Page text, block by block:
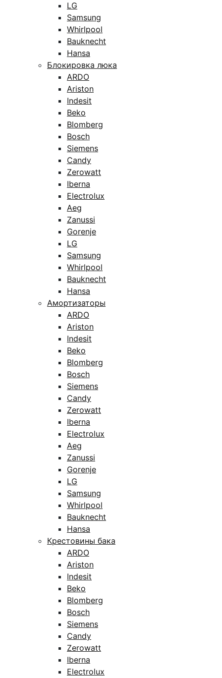
LG
Samsung
Whirlpool
Bauknecht
Hansa
Блокировка люка
ARDO
Ariston
Indesit
Beko
Blomberg
Bosch
Siemens
Candy
Zerowatt
Iberna
Electrolux
Aeg
Zanussi
Gorenje
LG
Samsung
Whirlpool
Bauknecht
Hansa
Амортизаторы
ARDO
Ariston
Indesit
Beko
Blomberg
Bosch
Siemens
Candy
Zerowatt
Iberna
Electrolux
Aeg
Zanussi
Gorenje
LG
Samsung
Whirlpool
Bauknecht
Hansa
Крестовины бака
ARDO
Ariston
Indesit
Beko
Blomberg
Bosch
Siemens
Candy
Zerowatt
Iberna
Electrolux